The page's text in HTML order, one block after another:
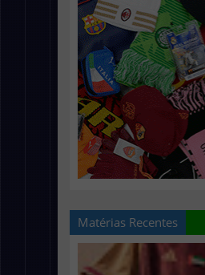
Matérias Recentes